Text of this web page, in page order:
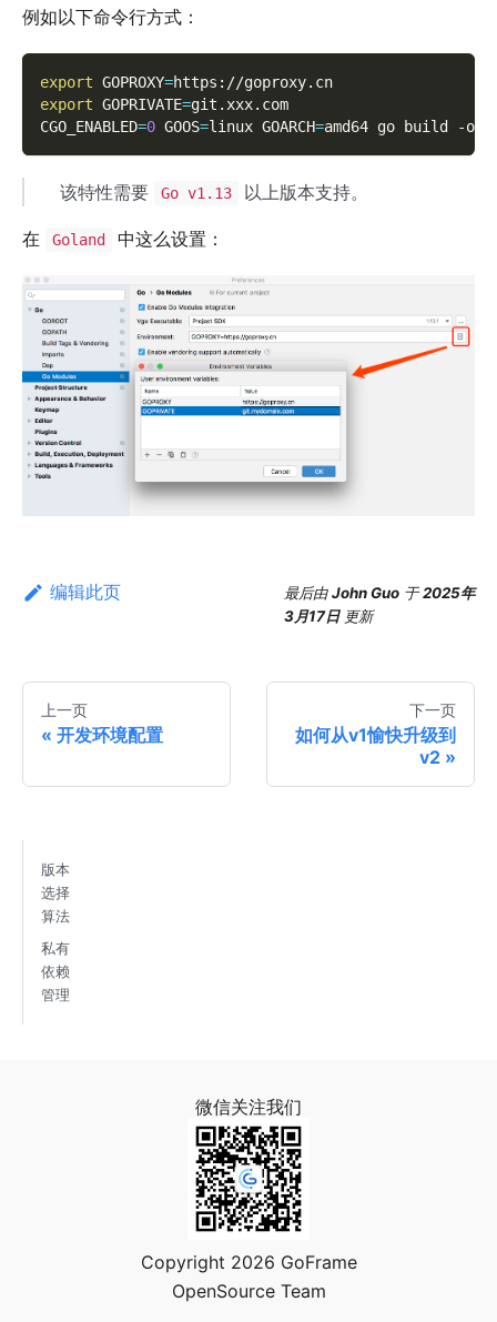
例如以下命令行方式：
export GOPROXY=https://goproxy.cn
export GOPRIVATE=git.xxx.com
CGO_ENABLED=0 GOOS=linux GOARCH=amd64 go build -o
该特性需要 Go v1.13 以上版本支持。
在 Goland 中这么设置：
编辑此页 最后由John Guo 于2025年
3月17日 更新
上一页
开发环境配置
下一页
如何从v1愉快升级到
v2
版本
选择
算法
私有
依赖
管理
微信关注我们
Copyright 2026 GoFrame
OpenSource Team